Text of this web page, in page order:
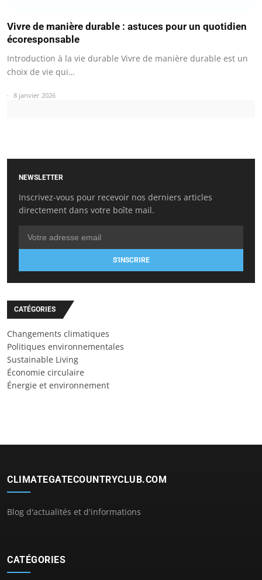
Vivre de manière durable : astuces pour un quotidien
écoresponsable
Introduction à la vie durable Vivre de manière durable est un
choix de vie qui…
8 janvier 2026
NEWSLETTER
Inscrivez-vous pour recevoir nos derniers articles
directement dans votre boîte mail.
S'INSCRIRE
CATÉGORIES
Changements climatiques
Politiques environnementales
Sustainable Living
Économie circulaire
Énergie et environnement
CLIMATEGATECOUNTRYCLUB.COM
Blog d'actualités et d'informations
CATÉGORIES